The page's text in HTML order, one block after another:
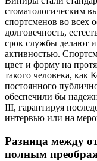
стоматологическим
спортсменов во всех
долговечность,
срок службы делают
активностью.
цвет и форму на
такого человека, как
постоянного
обеспечили бы
III, гарантируя
интервью или на
Разница между
полным